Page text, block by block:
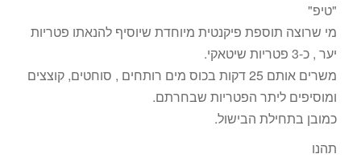
"טיפ"
מי שרוצה תוספת פיקנטית מיוחדת שיוסיף להנאתו פטריות
יער , כ-3 פטריות שיטאקי.
משרים אותם 25 דקות בכוס מים רותחים , סוחטים, קוצצים
ומוסיפים ליתר הפטריות שבחרתם.
כמובן בתחילת הבישול.
תהנו